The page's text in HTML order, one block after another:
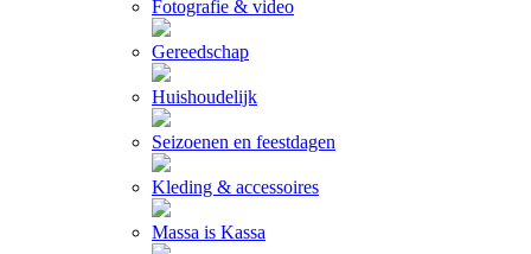
Fotografie & video
Gereedschap
Huishoudelijk
Seizoenen en feestdagen
Kleding & accessoires
Massa is Kassa